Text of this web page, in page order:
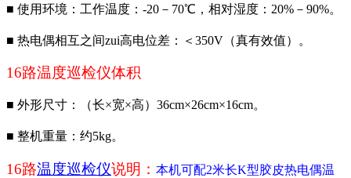
■ 使用环境：工作温度：-20－70℃，相对湿度：20%－90%。
■ 热电偶相互之间zui高电位差：＜350V（真有效值）。
16路温度巡检仪体积
■ 外形尺寸：（长×宽×高）36cm×26cm×16cm。
■ 整机重量：约5kg。
16路温度巡检仪说明： 本机可配2米长K型胶皮热电偶温